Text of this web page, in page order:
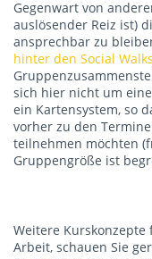
Gegenwart von
auslösender Reiz ist)
ansprechbar zu
hinter den Social Walks
sich hier nicht um
ein Kartensystem, so
vorher zu den
teilnehmen möchten
Gruppengröße ist
Weitere
Arbeit, schauen Sie